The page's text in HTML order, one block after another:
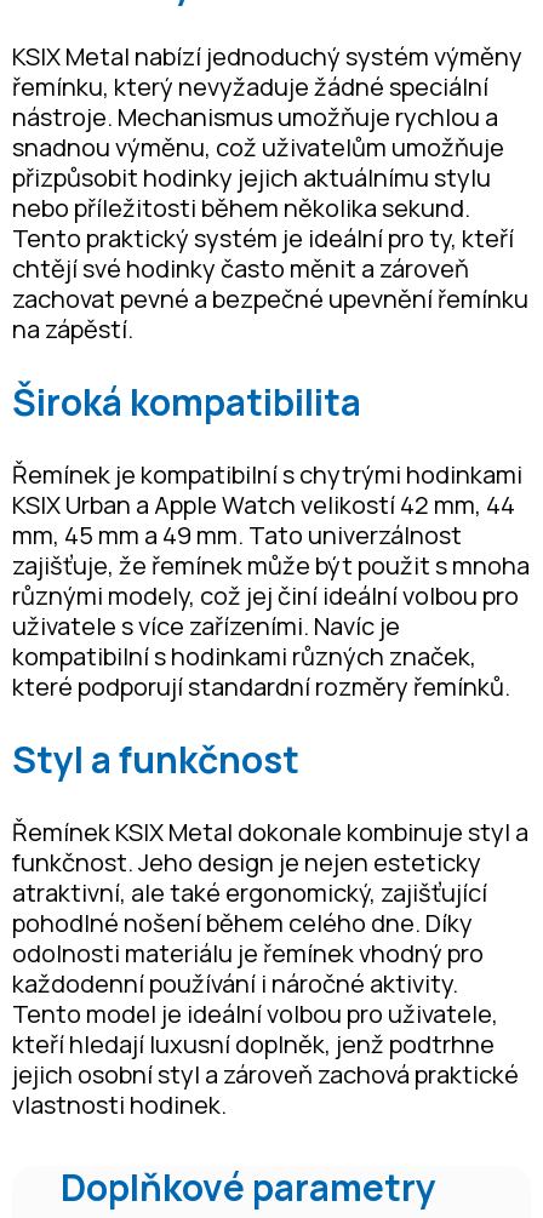
KSIX Metal nabízí jednoduchý systém výměny
řemínku, který nevyžaduje žádné speciální
nástroje. Mechanismus umožňuje rychlou a
snadnou výměnu, což uživatelům umožňuje
přizpůsobit hodinky jejich aktuálnímu stylu
nebo příležitosti během několika sekund.
Tento praktický systém je ideální pro ty, kteří
chtějí své hodinky často měnit a zároveň
zachovat pevné a bezpečné upevnění řemínku
na zápěstí.
Široká kompatibilita
Řemínek je kompatibilní s chytrými hodinkami
KSIX Urban a Apple Watch velikostí 42 mm, 44
mm, 45 mm a 49 mm. Tato univerzálnost
zajišťuje, že řemínek může být použit s mnoha
různými modely, což jej činí ideální volbou pro
uživatele s více zařízeními. Navíc je
kompatibilní s hodinkami různých značek,
které podporují standardní rozměry řemínků.
Styl a funkčnost
Řemínek KSIX Metal dokonale kombinuje styl a
funkčnost. Jeho design je nejen esteticky
atraktivní, ale také ergonomický, zajišťující
pohodlné nošení během celého dne. Díky
odolnosti materiálu je řemínek vhodný pro
každodenní používání i náročné aktivity.
Tento model je ideální volbou pro uživatele,
kteří hledají luxusní doplněk, jenž podtrhne
jejich osobní styl a zároveň zachová praktické
vlastnosti hodinek.
Doplňkové parametry